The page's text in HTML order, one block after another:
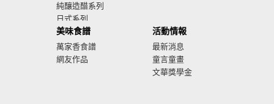
純釀造醋系列
日式系列
美味食譜
萬家香食譜
網友作品
活動情報
最新消息
童言童畫
文華獎學金